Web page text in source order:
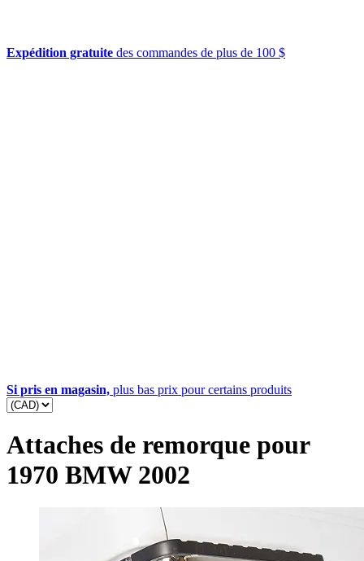
Expédition gratuite des commandes de plus de 100 $
Si pris en magasin, plus bas prix pour certains produits
Attaches de remorque pour
1970 BMW 2002